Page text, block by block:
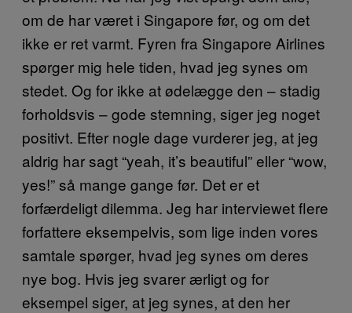
om de har været i Singapore før, og om det
ikke er ret varmt. Fyren fra Singapore Airlines
spørger mig hele tiden, hvad jeg synes om
stedet. Og for ikke at ødelægge den – stadig
forholdsvis – gode stemning, siger jeg noget
positivt. Efter nogle dage vurderer jeg, at jeg
aldrig har sagt “yeah, it’s beautiful” eller “wow,
yes!” så mange gange før. Det er et
forfærdeligt dilemma. Jeg har interviewet flere
forfattere eksempelvis, som lige inden vores
samtale spørger, hvad jeg synes om deres
nye bog. Hvis jeg svarer ærligt og for
eksempel siger, at jeg synes, at den her